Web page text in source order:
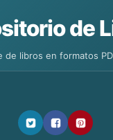
de
de libros en formatos